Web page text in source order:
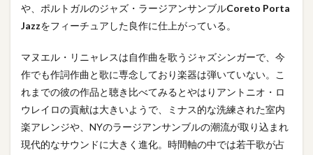
や、ポルトガルのジャズ・ラージアンサンブルCoreto Porta
Jazzをフィーチュアした良作に仕上がっている。
マヌエル・リニャレスは自作曲を歌うジャズシンガーで、今
作でも作詞作曲と歌に専念しており楽器は弾いていない。こ
れまでの彼の作品と聴き比べてみるとやはりアントニオ・ロ
ウレイロの貢献は大きいようで、ミナス的な洗練された室内
楽アレンジや、NYのラージアンサンブルの潮流が取り込まれ
現代的なサウンドに大きく進化。時間軸の中では若干歌が占